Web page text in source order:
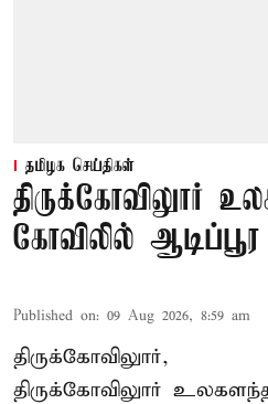
தமிழக செய்திகள்
திருக்கோவிலுார்
கோவிலில் ஆடிப்பூர
Published on: 09 Aug 2026, 8:59 am
திருக்கோவிலுார்,
திருக்கோவிலுார்